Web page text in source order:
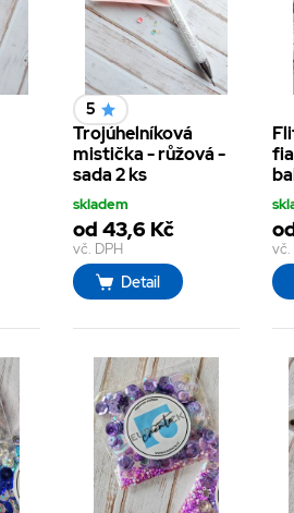
5
Trojúhelníková
mistička - růžová -
sada 2 ks
skladem
od 43,6 Kč
vč. DPH
Detail
vč.